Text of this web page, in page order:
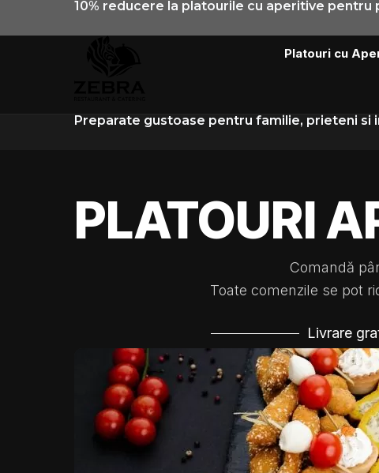
10% reducere la platourile cu aperitive pentru
Preparate gustoase pentru familie, prieteni si
Platouri cu
PLATOURI
Comandă
Toate comenzile se pot
Livrare